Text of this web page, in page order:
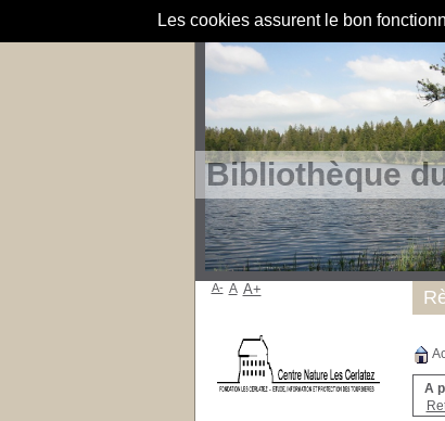
Les cookies assurent le bon
Bibliothèque
A
A- A A+